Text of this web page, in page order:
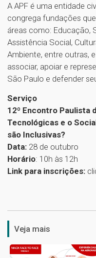
A APF é uma entidade
congrega fundações
áreas como: Educação,
Assistência Social,
Ambiente, entre outras,
associar, apoiar e
São Paulo e defender
Serviço
12º Encontro Paulista
Tecnológicas e o
são Inclusivas?
Data: 28 de outubro
Horário: 10h às 12h
Link para inscrições:
Veja mais